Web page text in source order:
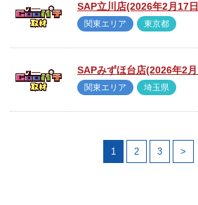
SAP立川店(2026年2月17
関東エリア 東京都
SAPみずほ台店(2026年2
関東エリア 埼玉県
1 2 3 >